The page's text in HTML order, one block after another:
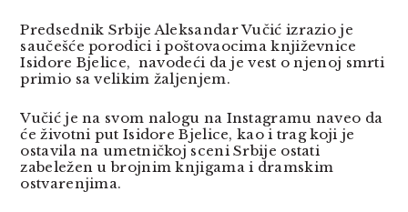
Predsednik Srbije Aleksandar Vučić izrazio je
saučešće porodici i poštovaocima književnice
Isidore Bjelice, navodeći da je vest o njenoj smrti
primio sa velikim žaljenjem.
Vučić je na svom nalogu na Instagramu naveo da
će životni put Isidore Bjelice, kao i trag koji je
ostavila na umetničkoj sceni Srbije ostati
zabeležen u brojnim knjigama i dramskim
ostvarenjima.